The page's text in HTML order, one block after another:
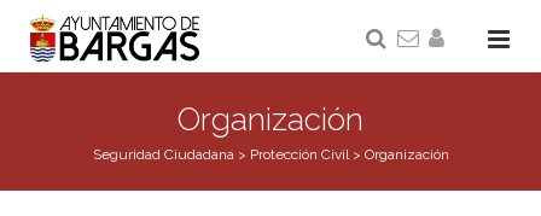
Organización
Seguridad Ciudadana> Protección Civil> Organización